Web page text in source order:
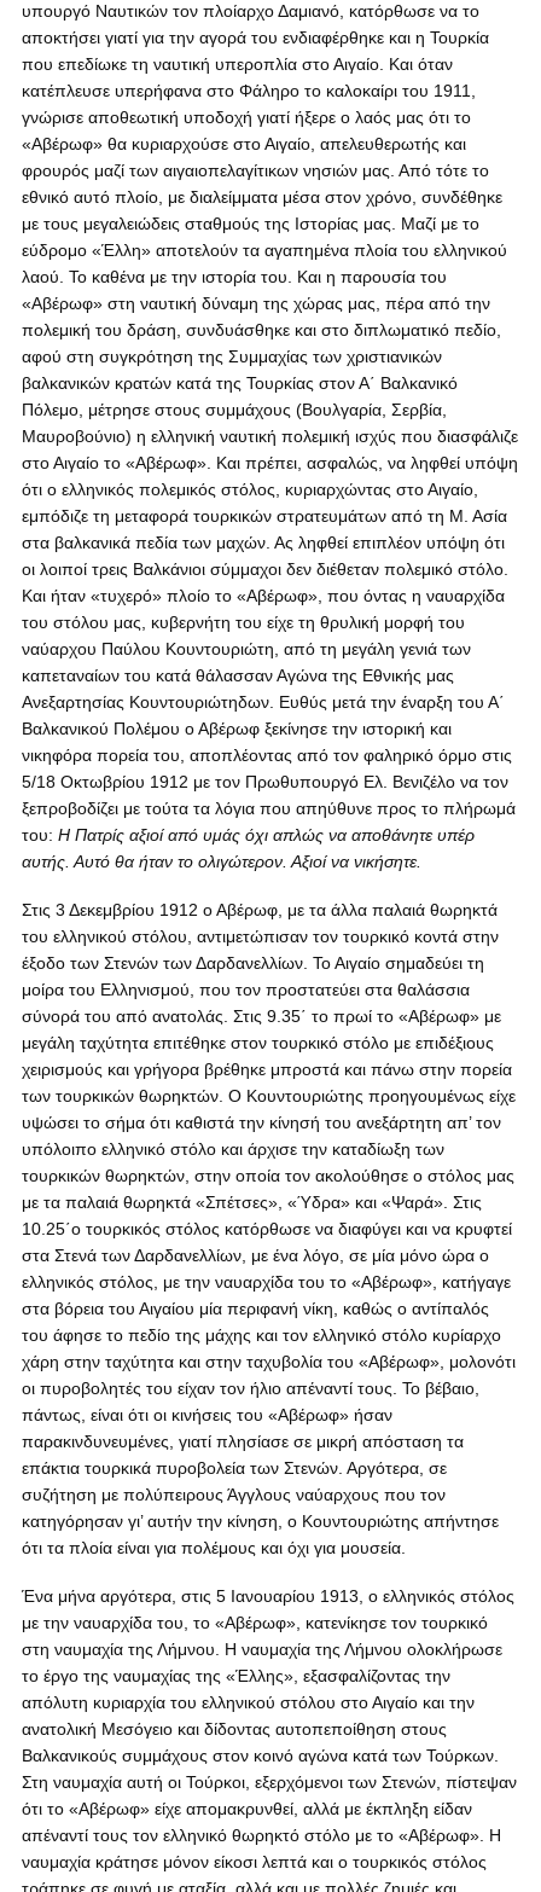
υπουργό Ναυτικών τον πλοίαρχο Δαμιανό, κατόρθωσε να το
αποκτήσει γιατί για την αγορά του ενδιαφέρθηκε και η Τουρκία
που επεδίωκε τη ναυτική υπεροπλία στο Αιγαίο. Και όταν
κατέπλευσε υπερήφανα στο Φάληρο το καλοκαίρι του 1911,
γνώρισε αποθεωτική υποδοχή γιατί ήξερε ο λαός μας ότι το
«Αβέρωφ» θα κυριαρχούσε στο Αιγαίο, απελευθερωτής και
φρουρός μαζί των αιγαιοπελαγίτικων νησιών μας. Από τότε το
εθνικό αυτό πλοίο, με διαλείμματα μέσα στον χρόνο, συνδέθηκε
με τους μεγαλειώδεις σταθμούς της Ιστορίας μας. Μαζί με το
εύδρομο «Έλλη» αποτελούν τα αγαπημένα πλοία του ελληνικού
λαού. Το καθένα με την ιστορία του. Και η παρουσία του
«Αβέρωφ» στη ναυτική δύναμη της χώρας μας, πέρα από την
πολεμική του δράση, συνδυάσθηκε και στο διπλωματικό πεδίο,
αφού στη συγκρότηση της Συμμαχίας των χριστιανικών
βαλκανικών κρατών κατά της Τουρκίας στον Α΄ Βαλκανικό
Πόλεμο, μέτρησε στους συμμάχους (Βουλγαρία, Σερβία,
Μαυροβούνιο) η ελληνική ναυτική πολεμική ισχύς που διασφάλιζε
στο Αιγαίο το «Αβέρωφ». Και πρέπει, ασφαλώς, να ληφθεί υπόψη
ότι ο ελληνικός πολεμικός στόλος, κυριαρχώντας στο Αιγαίο,
εμπόδιζε τη μεταφορά τουρκικών στρατευμάτων από τη Μ. Ασία
στα βαλκανικά πεδία των μαχών. Ας ληφθεί επιπλέον υπόψη ότι
οι λοιποί τρεις Βαλκάνιοι σύμμαχοι δεν διέθεταν πολεμικό στόλο.
Και ήταν «τυχερό» πλοίο το «Αβέρωφ», που όντας η ναυαρχίδα
του στόλου μας, κυβερνήτη του είχε τη θρυλική μορφή του
ναύαρχου Παύλου Κουντουριώτη, από τη μεγάλη γενιά των
καπεταναίων του κατά θάλασσαν Αγώνα της Εθνικής μας
Ανεξαρτησίας Κουντουριώτηδων. Ευθύς μετά την έναρξη του Α΄
Βαλκανικού Πολέμου ο Αβέρωφ ξεκίνησε την ιστορική και
νικηφόρα πορεία του, αποπλέοντας από τον φαληρικό όρμο στις
5/18 Οκτωβρίου 1912 με τον Πρωθυπουργό Ελ. Βενιζέλο να τον
ξεπροβοδίζει με τούτα τα λόγια που απηύθυνε προς το πλήρωμά
του: Η Πατρίς αξιοί από υμάς όχι απλώς να αποθάνητε υπέρ
αυτής. Αυτό θα ήταν το ολιγώτερον. Αξιοί να νικήσητε.
Στις 3 Δεκεμβρίου 1912 ο Αβέρωφ, με τα άλλα παλαιά θωρηκτά
του ελληνικού στόλου, αντιμετώπισαν τον τουρκικό κοντά στην
έξοδο των Στενών των Δαρδανελλίων. Το Αιγαίο σημαδεύει τη
μοίρα του Ελληνισμού, που τον προστατεύει στα θαλάσσια
σύνορά του από ανατολάς. Στις 9.35΄ το πρωί το «Αβέρωφ» με
μεγάλη ταχύτητα επιτέθηκε στον τουρκικό στόλο με επιδέξιους
χειρισμούς και γρήγορα βρέθηκε μπροστά και πάνω στην πορεία
των τουρκικών θωρηκτών. Ο Κουντουριώτης προηγουμένως είχε
υψώσει το σήμα ότι καθιστά την κίνησή του ανεξάρτητη απ’ τον
υπόλοιπο ελληνικό στόλο και άρχισε την καταδίωξη των
τουρκικών θωρηκτών, στην οποία τον ακολούθησε ο στόλος μας
με τα παλαιά θωρηκτά «Σπέτσες», «Ύδρα» και «Ψαρά». Στις
10.25΄ο τουρκικός στόλος κατόρθωσε να διαφύγει και να κρυφτεί
στα Στενά των Δαρδανελλίων, με ένα λόγο, σε μία μόνο ώρα ο
ελληνικός στόλος, με την ναυαρχίδα του το «Αβέρωφ», κατήγαγε
στα βόρεια του Αιγαίου μία περιφανή νίκη, καθώς ο αντίπαλός
του άφησε το πεδίο της μάχης και τον ελληνικό στόλο κυρίαρχο
χάρη στην ταχύτητα και στην ταχυβολία του «Αβέρωφ», μολονότι
οι πυροβολητές του είχαν τον ήλιο απέναντί τους. Το βέβαιο,
πάντως, είναι ότι οι κινήσεις του «Αβέρωφ» ήσαν
παρακινδυνευμένες, γιατί πλησίασε σε μικρή απόσταση τα
επάκτια τουρκικά πυροβολεία των Στενών. Αργότερα, σε
συζήτηση με πολύπειρους Άγγλους ναύαρχους που τον
κατηγόρησαν γι’ αυτήν την κίνηση, ο Κουντουριώτης απήντησε
ότι τα πλοία είναι για πολέμους και όχι για μουσεία.
Ένα μήνα αργότερα, στις 5 Ιανουαρίου 1913, ο ελληνικός στόλος
με την ναυαρχίδα του, το «Αβέρωφ», κατενίκησε τον τουρκικό
στη ναυμαχία της Λήμνου. Η ναυμαχία της Λήμνου ολοκλήρωσε
το έργο της ναυμαχίας της «Έλλης», εξασφαλίζοντας την
απόλυτη κυριαρχία του ελληνικού στόλου στο Αιγαίο και την
ανατολική Μεσόγειο και δίδοντας αυτοπεποίθηση στους
Βαλκανικούς συμμάχους στον κοινό αγώνα κατά των Τούρκων.
Στη ναυμαχία αυτή οι Τούρκοι, εξερχόμενοι των Στενών, πίστεψαν
ότι το «Αβέρωφ» είχε απομακρυνθεί, αλλά με έκπληξη είδαν
απέναντί τους τον ελληνικό θωρηκτό στόλο με το «Αβέρωφ». Η
ναυμαχία κράτησε μόνον είκοσι λεπτά και ο τουρκικός στόλος